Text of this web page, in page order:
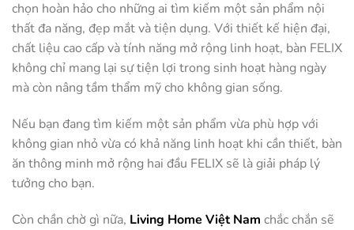
chọn hoàn hảo cho những ai tìm kiếm một sản phẩm nội
thất đa năng, đẹp mắt và tiện dụng. Với thiết kế hiện đại,
chất liệu cao cấp và tính năng mở rộng linh hoạt, bàn FELIX
không chỉ mang lại sự tiện lợi trong sinh hoạt hàng ngày
mà còn nâng tầm thẩm mỹ cho không gian sống.
Nếu bạn đang tìm kiếm một sản phẩm vừa phù hợp với
không gian nhỏ vừa có khả năng linh hoạt khi cần thiết, bàn
ăn thông minh mở rộng hai đầu FELIX sẽ là giải pháp lý
tưởng cho bạn.
Còn chần chờ gì nữa, Living Home Việt Nam chắc chắn sẽ